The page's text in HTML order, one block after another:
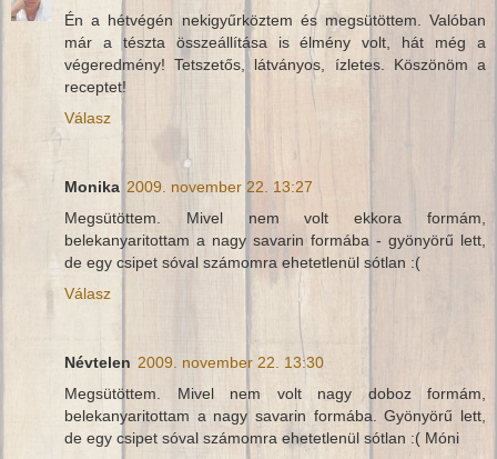
Én a hétvégén nekigyűrköztem és megsütöttem. Valóban
már a tészta összeállítása is élmény volt, hát még a
végeredmény! Tetszetős, látványos, ízletes. Köszönöm a
receptet!
Válasz
Monika 2009. november 22. 13:27
Megsütöttem. Mivel nem volt ekkora formám,
belekanyaritottam a nagy savarin formába - gyönyörű lett,
de egy csipet sóval számomra ehetetlenül sótlan :(
Válasz
Névtelen 2009. november 22. 13:30
Megsütöttem. Mivel nem volt nagy doboz formám,
belekanyaritottam a nagy savarin formába. Gyönyörű lett,
de egy csipet sóval számomra ehetetlenül sótlan :( Móni